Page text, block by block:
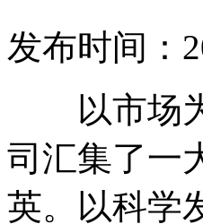
发布时间：
以市场为
司汇集了一
英。以科学